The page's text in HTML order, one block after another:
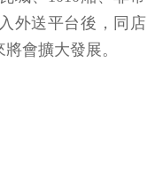
外送平台後，同店
會擴大發展。